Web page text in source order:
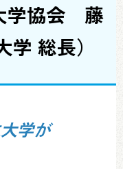
学協会 藤
総長）
学が